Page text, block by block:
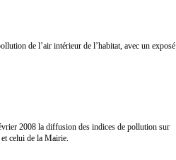
de l’air intérieur de l’habitat, avec un exposé
2008 la diffusion des indices de pollution sur
celui de la Mairie.